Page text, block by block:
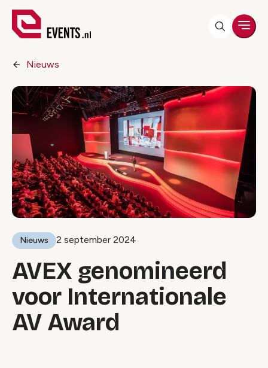
Nieuws
Nieuws 2 september 2024
AVEX genomineerd
voor Internationale
AV Award